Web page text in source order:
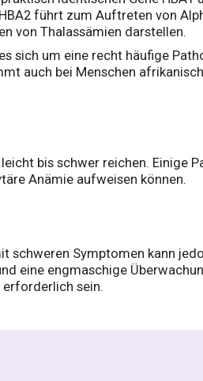
führt zum Auftreten von
von Thalassämien darstellen.
sich um eine recht häufige
auch bei Menschen
bis schwer reichen. Einige
Anämie aufweisen können.
schweren Symptomen kann
eine engmaschige
erforderlich sein.